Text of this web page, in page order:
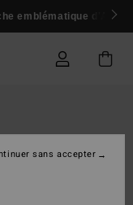
emblématique d'Andy
sans accepter